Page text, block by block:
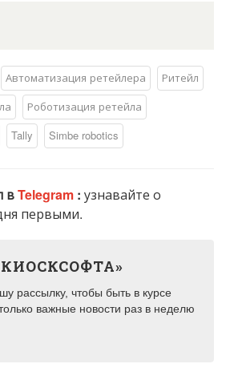
Автоматизация ретейлера
Ритейл
Роботизация ретейла
Tally Simbe robotics
вTelegram : узнавайте о
первыми.
рассылку, чтобы быть в курсе
важные новости раз в неделю